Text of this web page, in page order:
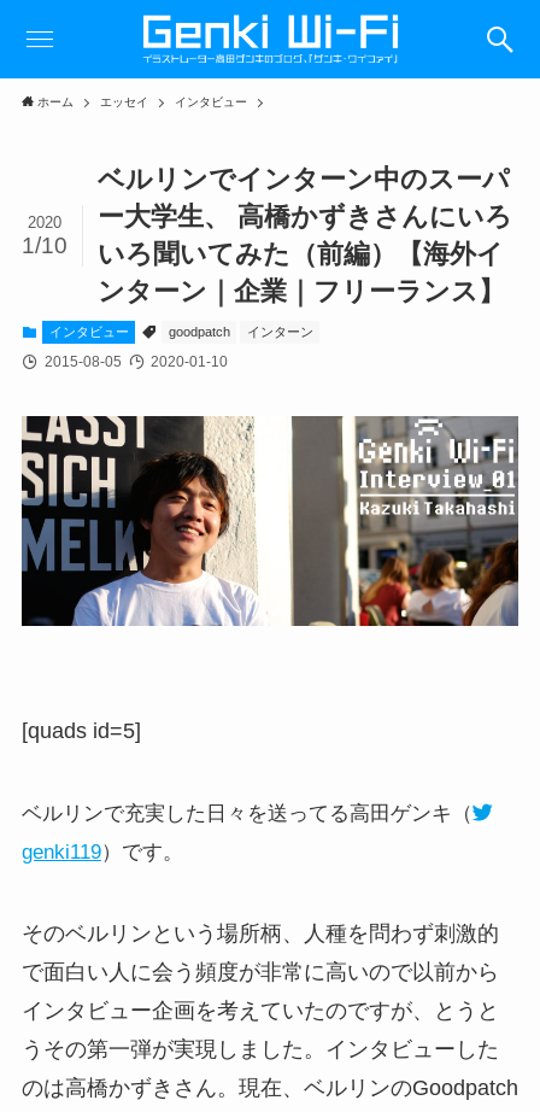
ホーム エッセイ インタビュー
ベルリンでインターン中のスーパ
ー大学生、 高橋かずきさんにいろ
いろ聞いてみた（前編）【海外イ
ンターン｜企業｜フリーランス】
2020
1/10
インタビュー goodpatch インターン
2015-08-05 2020-01-10
[quads id=5]
ベルリンで充実した日々を送ってる高田ゲンキ（
genki119）です。
そのベルリンという場所柄、人種を問わず刺激的
で面白い人に会う頻度が非常に高いので以前から
インタビュー企画を考えていたのですが、とうと
うその第一弾が実現しました。インタビューした
のは高橋かずきさん。現在、ベルリンのGoodpatch